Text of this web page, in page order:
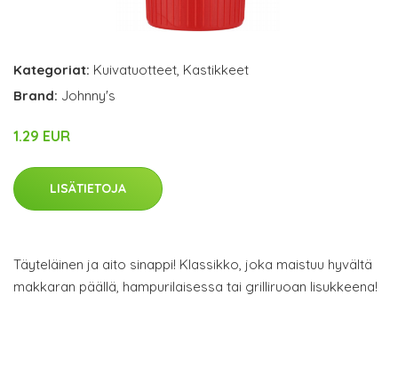
Kategoriat: Kuivatuotteet, Kastikkeet
Brand: Johnny's
1.29 EUR
LISÄTIETOJA
Täyteläinen ja aito sinappi! Klassikko, joka maistuu hyvältä
makkaran päällä, hampurilaisessa tai grilliruoan lisukkeena!